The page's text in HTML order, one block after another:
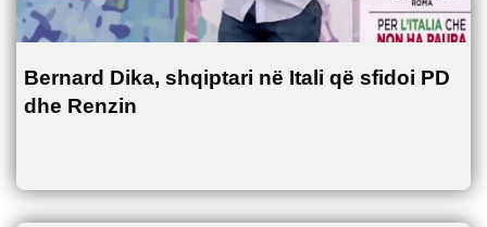
Bernard Dika, shqiptari në Itali që sfidoi PD
dhe Renzin